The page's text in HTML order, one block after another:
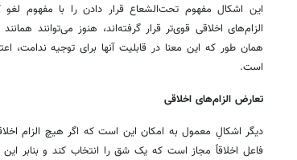
این اشکال مفهوم تحت‌الشعاع قرار دادن را با مفهوم
الزام‌های اخلاقی قوی‌تر قرار گرفته‌اند، هنوز می‌توانند
همان طور که این معنا در قابلیت آنها برای توجیه ندامت،
است.
تعارض الزام‌های اخلاقی
دیگر اشکالِ معمول به امکان این است که اگر هیچ الزام
فاعل اخلاقاً مجاز است که یک شق را انتخاب کند و بنابر این